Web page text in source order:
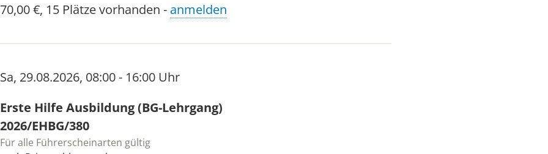
70,00 €, 15 Plätze vorhanden - anmelden
Sa, 29.08.2026, 08:00 - 16:00 Uhr
Erste Hilfe Ausbildung (BG-Lehrgang)
2026/EHBG/380
Für alle Führerscheinarten gültig